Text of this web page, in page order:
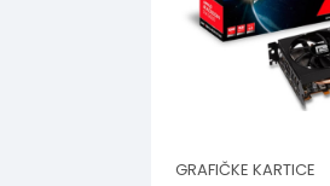
GRAFIČKE KARTICE